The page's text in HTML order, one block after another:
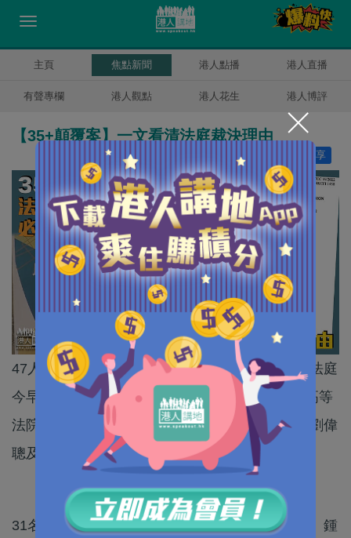
主頁 焦點新聞 港人點播 港人直播
有聲專欄 港人觀點 港人花生 港人博評
【35+顛覆案】一文看清法庭裁決理由
分享
47人因參與民主派初選涉串謀顛覆國家政權案，法庭
今早（30日）對16名不認罪被告作出裁決。3名高等
法院國安法指定法官裁定，當中14名被告罪成，劉偉
聰及李予信則罪名不成立。
31名早前認罪被告包括戴耀廷、區諾軒、趙家賢、鍾